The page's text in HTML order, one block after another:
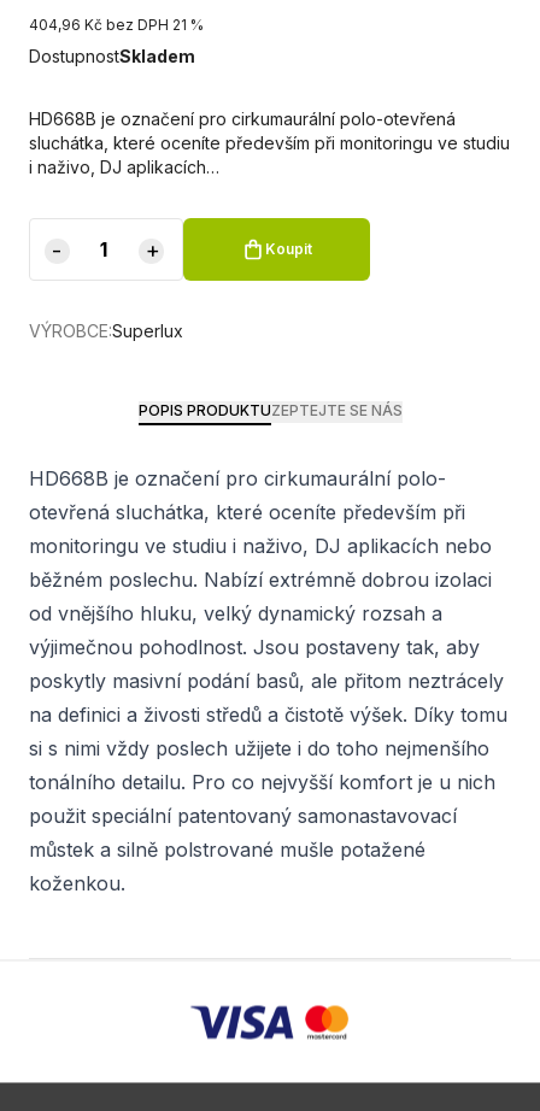
404,96 Kč bez DPH 21 %
DostupnostSkladem
HD668B je označení pro cirkumaurální polo-otevřená
sluchátka, které oceníte především při monitoringu ve studiu
i naživo, DJ aplikacích…
- + Koupit
VÝROBCE:Superlux
POPIS PRODUKTUZEPTEJTE SE NÁS
HD668B je označení pro cirkumaurální polo-
otevřená sluchátka, které oceníte především při
monitoringu ve studiu i naživo, DJ aplikacích nebo
běžném poslechu. Nabízí extrémně dobrou izolaci
od vnějšího hluku, velký dynamický rozsah a
výjimečnou pohodlnost. Jsou postaveny tak, aby
poskytly masivní podání basů, ale přitom neztrácely
na definici a živosti středů a čistotě výšek. Díky tomu
si s nimi vždy poslech užijete i do toho nejmenšího
tonálního detailu. Pro co nejvyšší komfort je u nich
použit speciální patentovaný samonastavovací
můstek a silně polstrované mušle potažené
koženkou.